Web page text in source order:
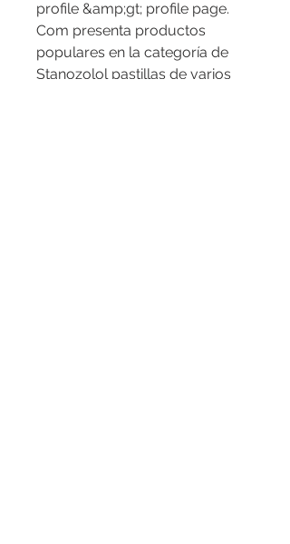
profile &amp;gt; profile page.
Com presenta productos
populares en la categoría de
Stanozolol pastillas de varios